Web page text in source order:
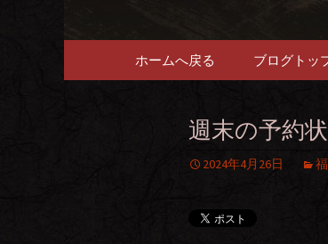
コンテンツへ移動
ホームへ戻る ブログトッ
週末の予約
2024年4月26日